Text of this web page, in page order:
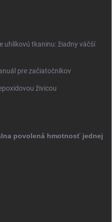
uhlíkovú tkaninu: žiadny väčší
pre začiatočníkov
živicou
povolená hmotnosť jednej